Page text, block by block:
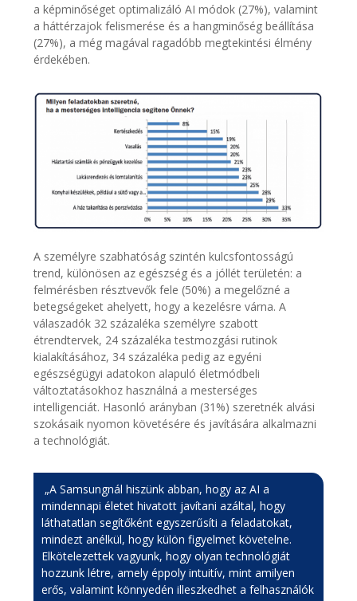
a képminőséget optimalizáló AI módok (27%), valamint
a háttérzajok felismerése és a hangminőség beállítása
(27%), a még magával ragadóbb megtekintési élmény
érdekében.
A személyre szabhatóság szintén kulcsfontosságú
trend, különösen az egészség és a jóllét területén: a
felmérésben résztvevők fele (50%) a megelőzné a
betegségeket ahelyett, hogy a kezelésre várna. A
válaszadók 32 százaléka személyre szabott
étrendtervek, 24 százaléka testmozgási rutinok
kialakításához, 34 százaléka pedig az egyéni
egészségügyi adatokon alapuló életmódbeli
változtatásokhoz használná a mesterséges
intelligenciát. Hasonló arányban (31%) szeretnék alvási
szokásaik nyomon követésére és javítására alkalmazni
a technológiát.
„A Samsungnál hiszünk abban, hogy az AI a
mindennapi életet hivatott javítani azáltal, hogy
láthatatlan segítőként egyszerűsíti a feladatokat,
mindezt anélkül, hogy külön figyelmet követelne.
Elkötelezettek vagyunk, hogy olyan technológiát
hozzunk létre, amely éppoly intuitív, mint amilyen
erős, valamint könnyedén illeszkedhet a felhasználók